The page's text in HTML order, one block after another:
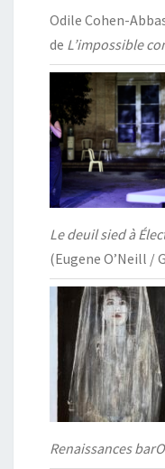
Odile Cohen-
de L’impossible
Le deuil sied à
(Eugene O’Neill /
Renaissances